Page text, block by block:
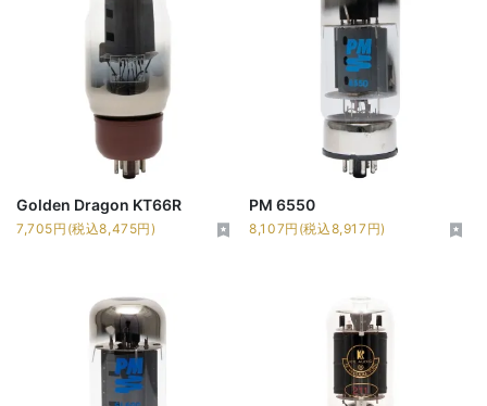
Golden Dragon KT66R
7,705円(税込8,475円)
PM 6550
8,107円(税込8,917円)